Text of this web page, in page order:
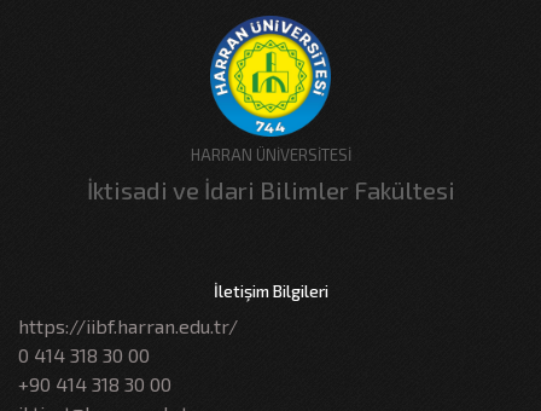
HARRAN ÜNİVERSİTESİ
İktisadi ve İdari Bilimler Fakültesi
İletişim Bilgileri
https://iibf.harran.edu.tr/
0 414 318 30 00
+90 414 318 30 00